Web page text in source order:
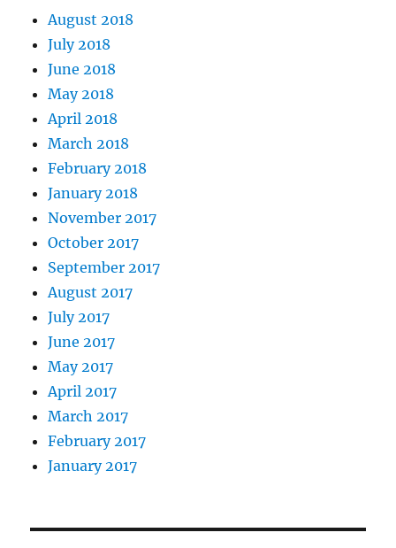
August 2018
July 2018
June 2018
May 2018
April 2018
March 2018
February 2018
January 2018
November 2017
October 2017
September 2017
August 2017
July 2017
June 2017
May 2017
April 2017
March 2017
February 2017
January 2017